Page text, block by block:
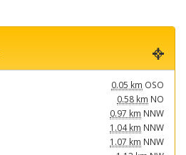
0.05 km OSO
0.58 km NO
0.97 km NNW
1.04 km NNW
1.07 km NNW